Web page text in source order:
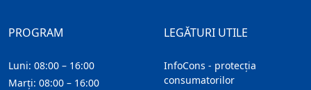
LEGĂTURI UTILE
InfoCons - protecția
consumatorilor
PROGRAM
Luni: 08:00 – 16:00
Marți: 08:00 – 16:00